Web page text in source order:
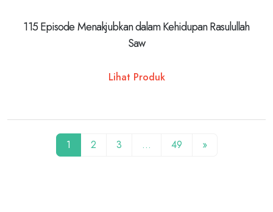
115 Episode Menakjubkan dalam Kehidupan Rasulullah
Saw
Lihat Produk
1 2 3 … 49 »